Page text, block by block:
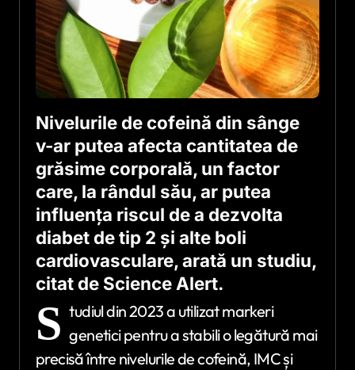
Nivelurile de cofeină din sânge
v-ar putea afecta cantitatea de
grăsime corporală, un factor
care, la rândul său, ar putea
influența riscul de a dezvolta
diabet de tip 2 și alte boli
cardiovasculare, arată un studiu,
citat de Science Alert.
S tudiul din 2023 a utilizat markeri
genetici pentru a stabili o legătură mai
precisă între nivelurile de cofeină, IMC și